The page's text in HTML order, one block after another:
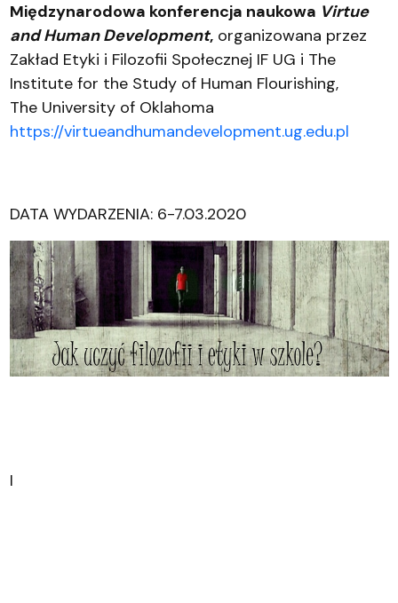
Międzynarodowa konferencja naukowa Virtue
and Human Development,organizowana przez
Zakład Etyki i Filozofii Społecznej IF UG i The
Institute for the Study of Human Flourishing,
The University of Oklahoma
https://virtueandhumandevelopment.ug.edu.pl
DATA WYDARZENIA: 6-7.03.2020
I